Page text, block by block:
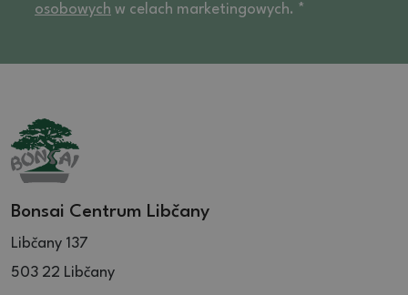
osobowych w celach marketingowych. *
Bonsai Centrum Libčany
Libčany 137
503 22 Libčany